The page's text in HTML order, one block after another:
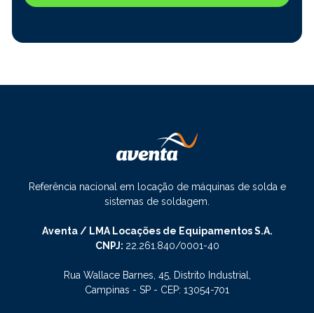
Referência nacional em locação de máquinas de solda e
sistemas de soldagem.
Aventa / LMA Locações de Equipamentos S.A.
CNPJ: 22.261.840/0001-40
Rua Wallace Barnes, 45, Distrito Industrial,
Campinas - SP - CEP: 13054-701